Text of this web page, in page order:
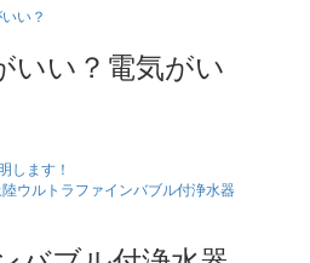
いい？電気がい
します！